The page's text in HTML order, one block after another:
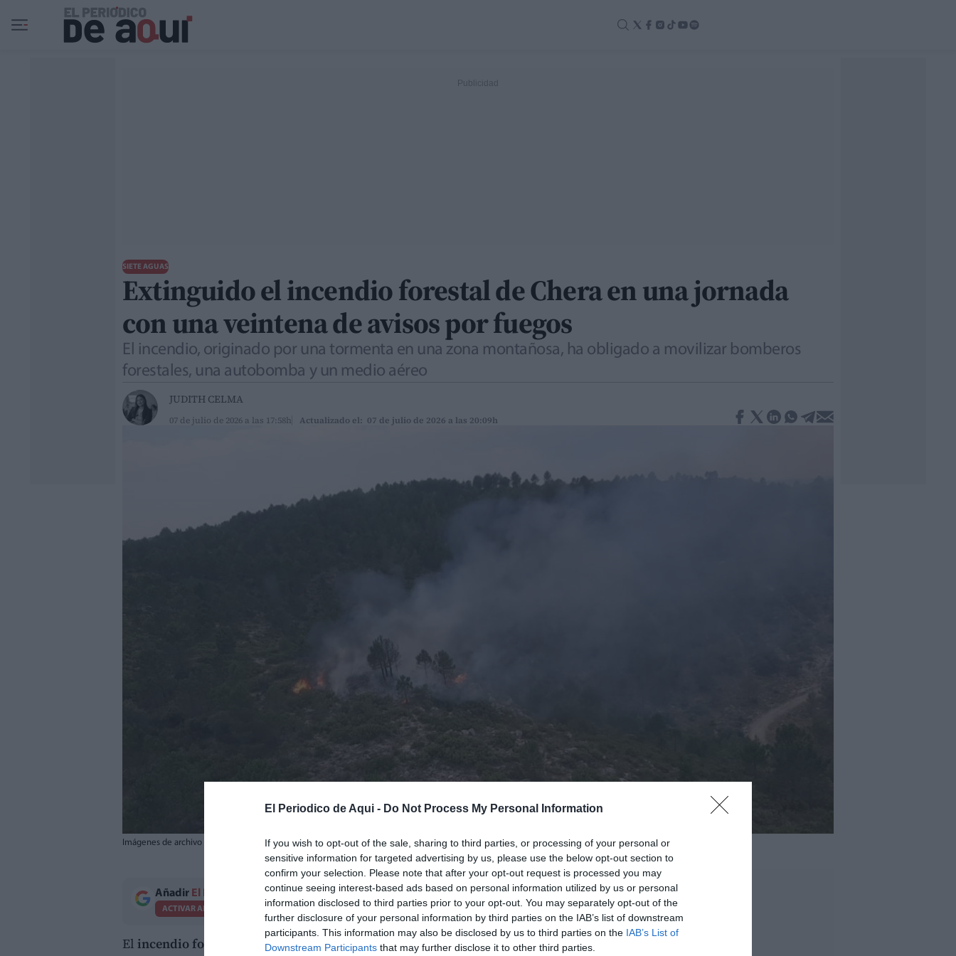
El Periodico de Aqui - Do Not Process My Personal Information
If you wish to opt-out of the sale, sharing to third parties, or processing of your personal or
sensitive information for targeted advertising by us, please use the below opt-out section to
confirm your selection. Please note that after your opt-out request is processed you may
continue seeing interest-based ads based on personal information utilized by us or personal
information disclosed to third parties prior to your opt-out. You may separately opt-out of the
further disclosure of your personal information by third parties on the IAB’s list of downstream
participants. This information may also be disclosed by us to third parties on the IAB’s List of
Downstream Participants that may further disclose it to other third parties.
Ir al contenido principal
SIETE AGUAS
Extinguido el incendio forestal de Chera en una jornada
con una veintena de avisos por fuegos
El incendio, originado por una tormenta en una zona montañosa, ha obligado a movilizar bomberos
forestales, una autobomba y un medio aéreo
JUDITH CELMA
07 de julio de 2026 a las 17:58h Actualizado el: 07 de julio de 2026 a las 20:09h
Imágenes de archivo de un incendio forestal. / GVA// GVA
Añadir El Periodico de Aquícomo fuente preferida de Google de forma gratuita.
ACTIVAR AHORA
El incendio forestal declarado este martes en una zona montañosa deChera, en